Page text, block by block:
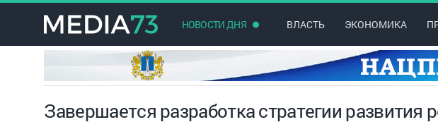
НОВОСТИ ДНЯ ВЛАСТЬ ЭКОНОМИКА
Завершается разработка стратегии развития